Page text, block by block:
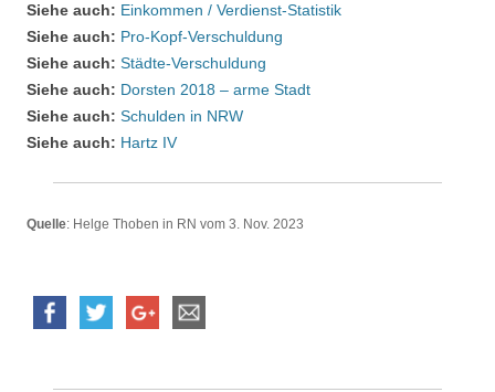
Siehe auch: Einkommen / Verdienst-Statistik
Siehe auch: Pro-Kopf-Verschuldung
Siehe auch: Städte-Verschuldung
Siehe auch: Dorsten 2018 – arme Stadt
Siehe auch: Schulden in NRW
Siehe auch: Hartz IV
Quelle: Helge Thoben in RN vom 3. Nov. 2023